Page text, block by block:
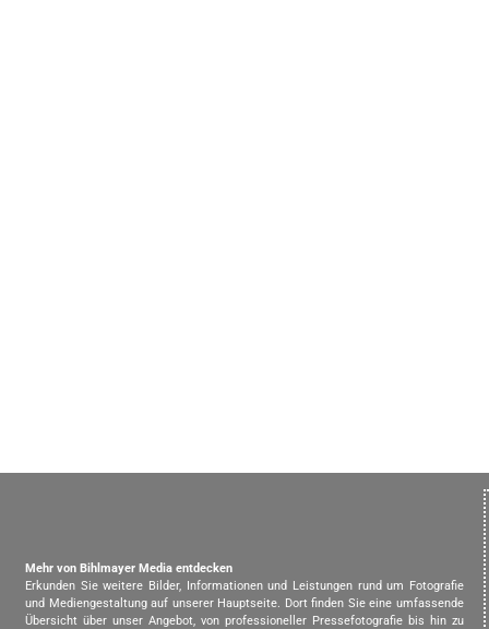
Mehr von Bihlmayer Media entdecken
Erkunden Sie weitere Bilder, Informationen und Leistungen rund um Fotografie
und Mediengestaltung auf unserer Hauptseite. Dort finden Sie eine umfassende
Übersicht über unser Angebot, von professioneller Pressefotografie bis hin zu